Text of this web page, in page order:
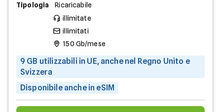
Tipologia
Ricaricabile
illimitate
illimitati
150 Gb/mese
9 GB utilizzabili in UE, anche nel Regno Unito e
Svizzera
Disponibile anche in eSIM